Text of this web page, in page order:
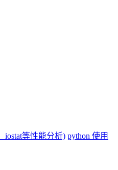
iostat等性能分析) python 使用